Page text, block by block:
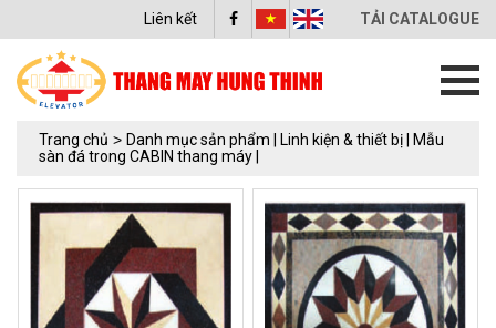
TẢI CATALOGUE
Liên kết
Trang chủ > Danh mục sản phẩm | Linh kiện & thiết bị |
Mẫu
sàn đá trong CABIN thang máy |